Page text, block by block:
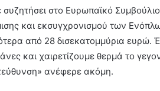
στο Ευρωπαϊκό
και εκσυγχρονισμού των
από 28 δισεκατομμύρια ευρώ.
και χαιρετίζουμε θερμά το
ανέφερε ακόμη.